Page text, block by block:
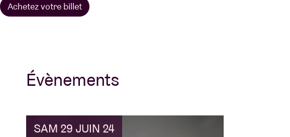
Achetez votre billet
Évènements
SAM 29 JUIN 24